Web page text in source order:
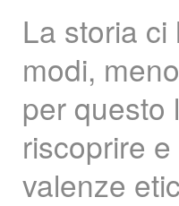
La storia
modi,
per questo
riscoprire
valenze